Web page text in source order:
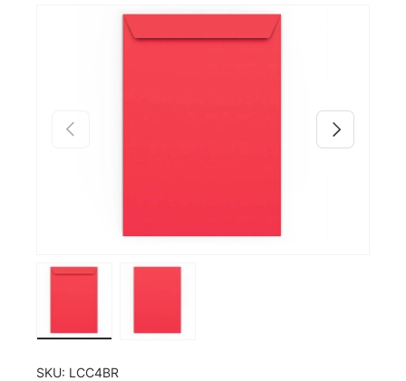
Zu Produktinformationen springen
Vorherige Nächste
SKU: LCC4BR